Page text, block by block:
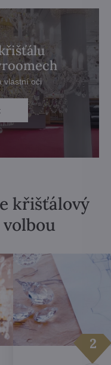
vlastní oči
křišťálový